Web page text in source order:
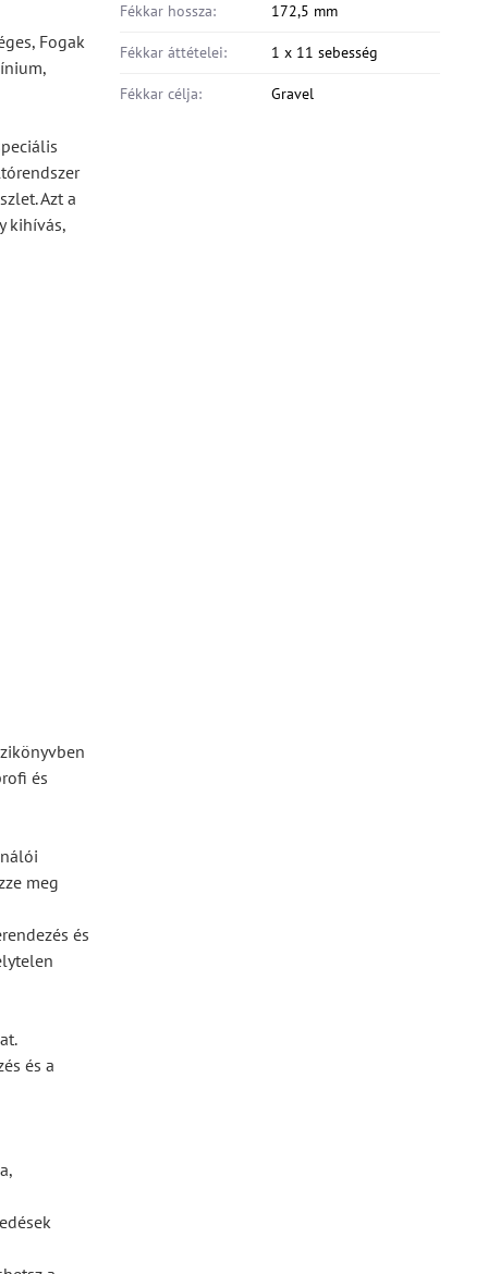
Fogak
Azt a
kihívás,
és
meg
és
és a
Fékkar hossza: 172,5 mm
Fékkar áttételei: 1 x 11 sebesség
Fékkar célja: Gravel